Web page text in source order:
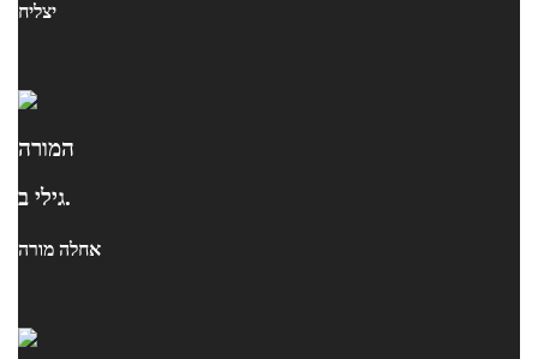
יצליח
המורה
גילי ב.
אחלה מורה